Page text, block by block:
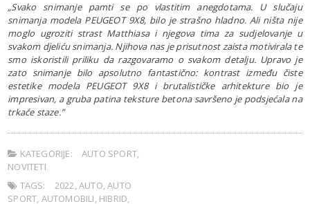
„Svako snimanje pamti se po vlastitim anegdotama. U slučaju
snimanja modela PEUGEOT 9X8, bilo je strašno hladno. Ali ništa nije
moglo ugroziti strast Matthiasa i njegova tima za sudjelovanje u
svakom djeliću snimanja. Njihova nas je prisutnost zaista motivirala te
smo iskoristili priliku da razgovaramo o svakom detalju. Upravo je
zato snimanje bilo apsolutno fantastično: kontrast između čiste
estetike modela PEUGEOT 9X8 i brutalističke arhitekture bio je
impresivan, a gruba patina teksture betona savršeno je podsjećala na
trkaće staze.”
KATEGORIJE: AUTO SPORT,
NOVITETI
TAGS:
2022,AUTO,AUTO
SPORT, AUTOMOBILI, HIBRID,